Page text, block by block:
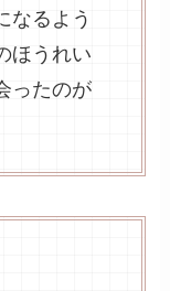
なるよう
ほうれい
ったのが